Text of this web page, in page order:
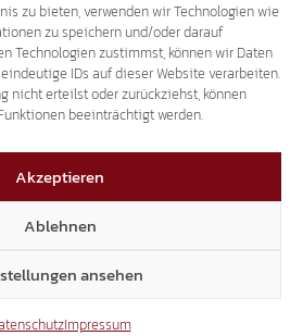
zu bieten, verwenden wir Technologien wie
zu speichern und/oder darauf
Technologien zustimmst, können wir Daten
IDs auf dieser Website verarbeiten.
nicht erteilst oder zurückziehst, können
beeinträchtigt werden.
Akzeptieren
Ablehnen
ansehen
Impressum
AN STF
IM EIGENEN